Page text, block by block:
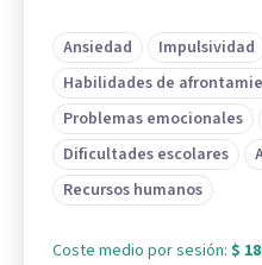
Ansiedad
Impulsividad
Habilidades de
Problemas emocionales
Dificultades escolares
Recursos humanos
Coste medio por sesión: $